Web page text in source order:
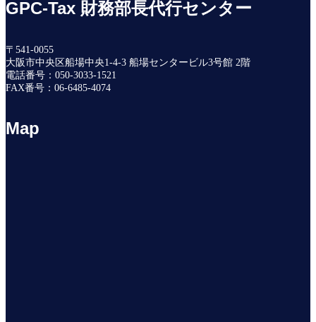
GPC-Tax 財務部長代行センター
〒541-0055
大阪市中央区船場中央1-4-3 船場センタービル3号館 2階
電話番号：050-3033-1521
FAX番号：06-6485-4074
Map